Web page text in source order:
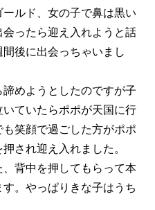
ルド、女の子で鼻は黒い
ったら迎え入れようと話
後に出会っちゃいまし
めようとしたのですが子
ていたらポポが天国に行
笑顔で過ごした方がポポ
され迎え入れました。
背中を押してもらって本
。やっぱりきな子はうち